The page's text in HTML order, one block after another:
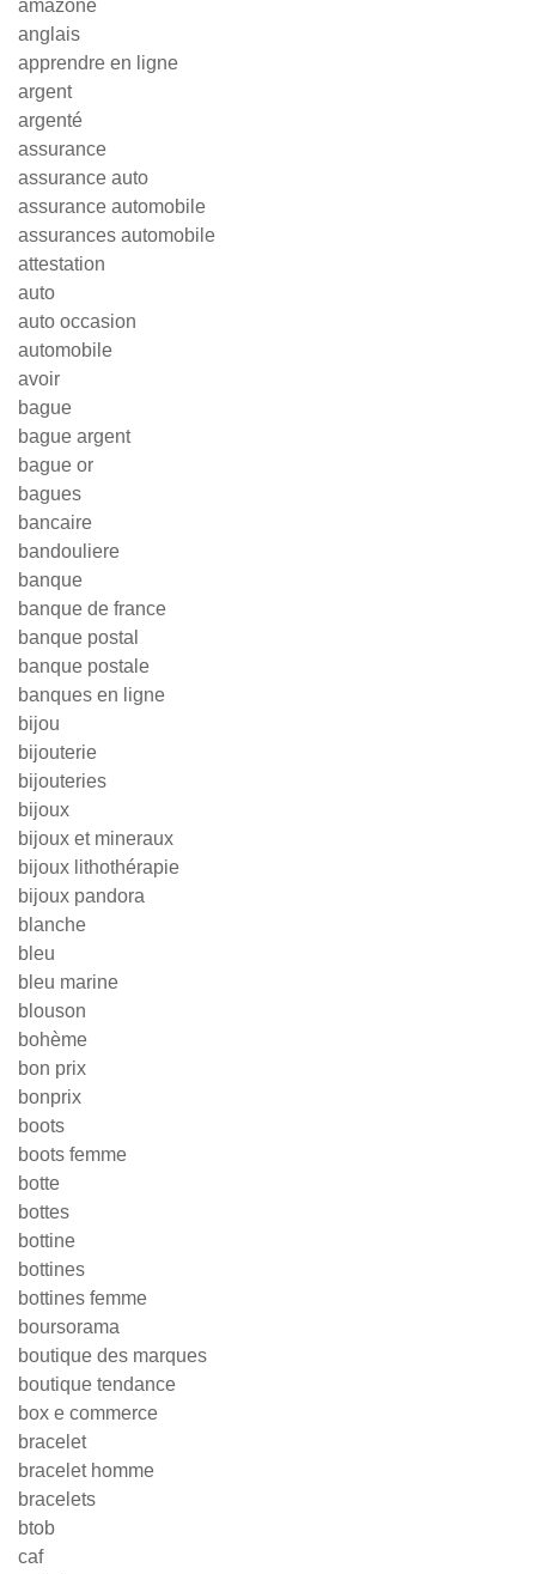
amazone
anglais
apprendre en ligne
argent
argenté
assurance
assurance auto
assurance automobile
assurances automobile
attestation
auto
auto occasion
automobile
avoir
bague
bague argent
bague or
bagues
bancaire
bandouliere
banque
banque de france
banque postal
banque postale
banques en ligne
bijou
bijouterie
bijouteries
bijoux
bijoux et mineraux
bijoux lithothérapie
bijoux pandora
blanche
bleu
bleu marine
blouson
bohème
bon prix
bonprix
boots
boots femme
botte
bottes
bottine
bottines
bottines femme
boursorama
boutique des marques
boutique tendance
box e commerce
bracelet
bracelet homme
bracelets
btob
caf